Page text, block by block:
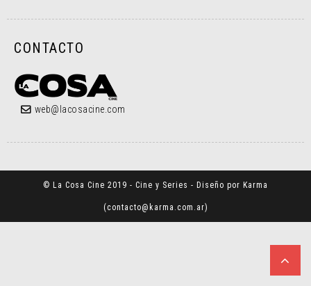
CONTACTO
web@lacosacine.com
© La Cosa Cine 2019 - Cine y Series - Diseño por Karma
(contacto@karma.com.ar)